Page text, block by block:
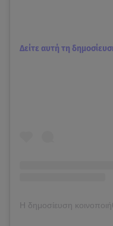
Δείτε αυτή τη